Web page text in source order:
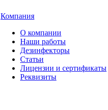
Компания
О компании
Наши работы
Дезинфекторы
Статьи
Лицензии и сертификаты
Реквизиты